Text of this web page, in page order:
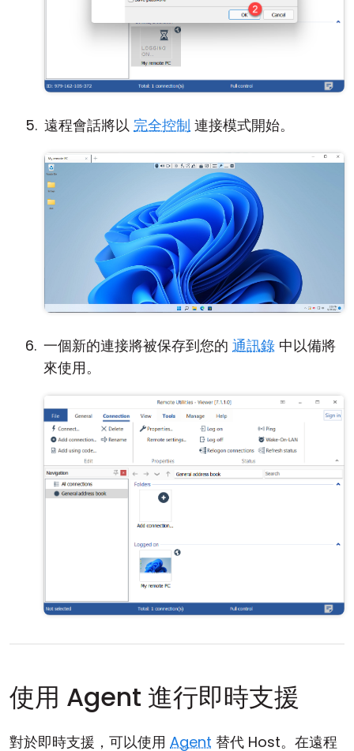
遠程會話將以 完全控制 連接模式開始。
一個新的連接將被保存到您的 通訊錄 中以備將
來使用。
使用 Agent 進行即時支援
對於即時支援，可以使用 Agent 替代 Host。在遠程